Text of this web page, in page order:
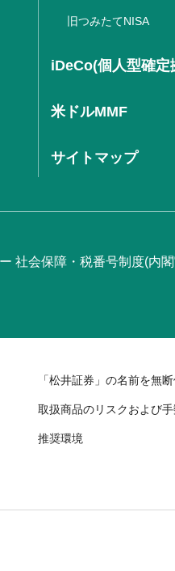
旧つみたてNISA
iDeCo(個人型確定
米ドルMMF
サイトマップ
社会保障・税番号制度(内
「松井証券」の名前を無
取扱商品のリスクおよび
推奨環境